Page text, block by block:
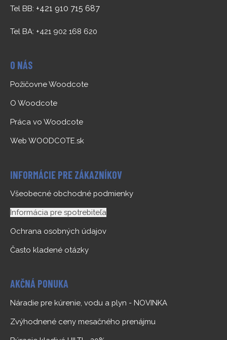
Tel BB: +421 910 715 687
Tel BA: +421 902 168 620
O NÁS
Požičovne Woodcote
O Woodcote
Práca vo Woodcote
Web WOODCOTE.sk
INFORMÁCIE PRE ZÁKAZNÍKOV
Všeobecné obchodné podmienky
Informácia pre spotrebiteľa
Ochrana osobných údajov
Často kladené otázky
AKČNÁ PONUKA
Náradie pre kúrenie, vodu a plyn - NOVINKA
Zvýhodnené ceny mesačného prenájmu